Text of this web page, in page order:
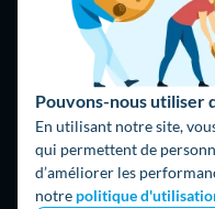
Pouvons-nous utiliser
En utilisant notre site,
qui permettent de
d’améliorer les
notre politique Fait